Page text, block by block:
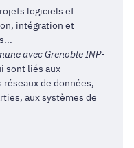
logiciels et
intégration et
avec Grenoble INP-
sont liés aux
de données,
aux systèmes de